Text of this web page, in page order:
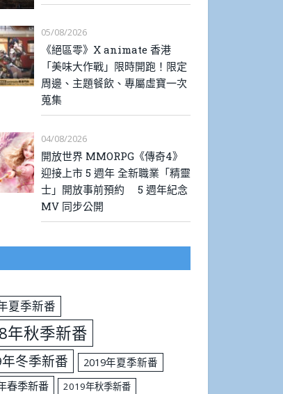
05/08/2026
《絕區零》X animate 香港
「美味大作戰」限時開跑！限定
周邊、主題餐飲、專屬虛寶一次
蒐集
04/08/2026
開放世界 MMORPG《傳奇4》
迎接上市 5 週年 全新職業「精靈
士」開放事前預約 5 週年紀念
MV 同步公開
夏季新番
年秋季新番
冬季新番
2019年夏季新番
春季新番
2019年秋季新番